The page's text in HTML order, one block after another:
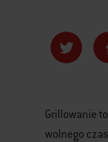
Grillowanie
wolnego